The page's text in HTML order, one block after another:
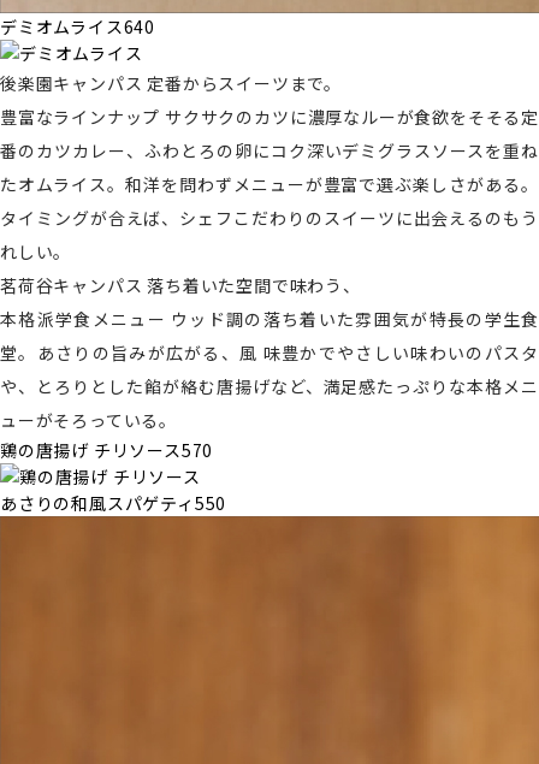
デミオムライス640
後楽園キャンパス 定番からスイーツまで。
豊富なラインナップ サクサクのカツに濃厚なルーが食欲をそそる定
番のカツカレー、ふわとろの卵にコク深いデミグラスソースを重ね
たオムライス。和洋を問わずメニューが豊富で選ぶ楽しさがある。
タイミングが合えば、シェフこだわりのスイーツに出会えるのもう
れしい。
茗荷谷キャンパス 落ち着いた空間で味わう、
本格派学食メニュー ウッド調の落ち着いた雰囲気が特長の学生食
堂。あさりの旨みが広がる、風 味豊かでやさしい味わいのパスタ
や、とろりとした餡が絡む唐揚げなど、満足感たっぷりな本格メニ
ューがそろっている。
鶏の唐揚げ チリソース570
あさりの和風スパゲティ 550